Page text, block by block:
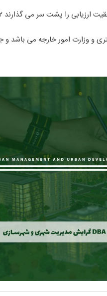
و وزارت امور خارجه می باشد